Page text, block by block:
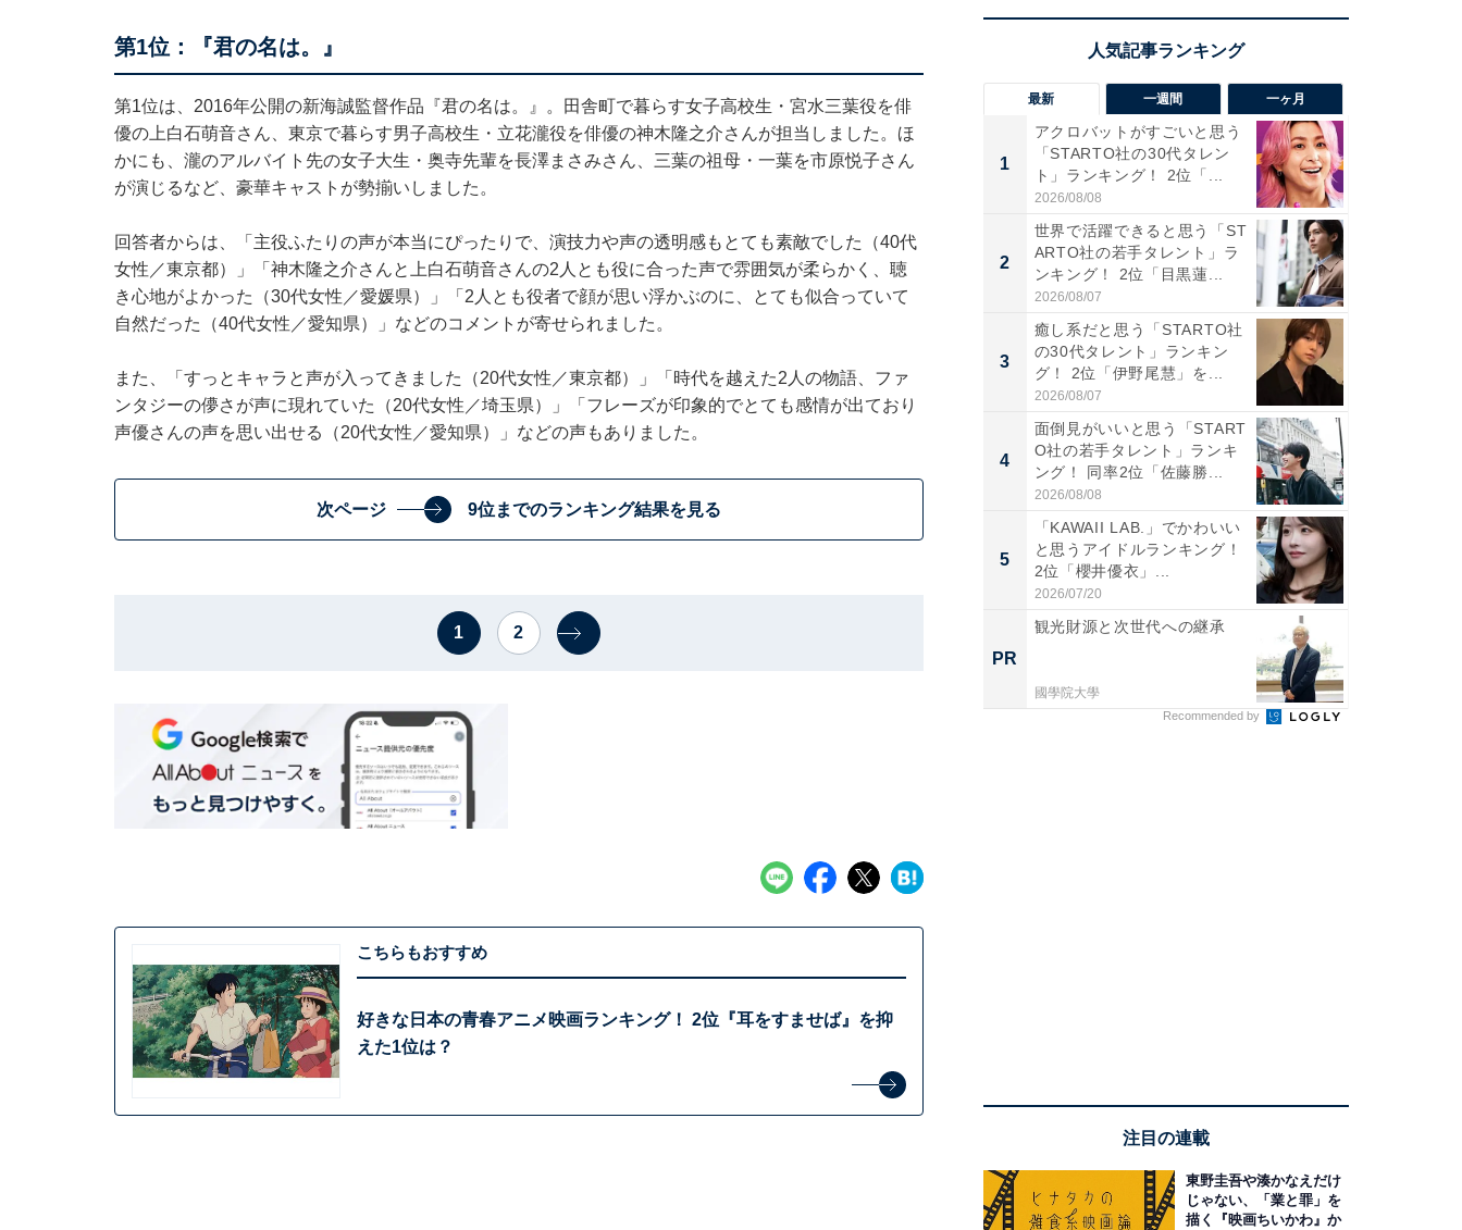
第1位：『君の名は。』
第1位は、2016年公開の新海誠監督作品『君の名は。』。田舎町で暮らす女子高校生・宮水三葉役を俳
優の上白石萌音さん、東京で暮らす男子高校生・立花瀧役を俳優の神木隆之介さんが担当しました。ほ
かにも、瀧のアルバイト先の女子大生・奥寺先輩を長澤まさみさん、三葉の祖母・一葉を市原悦子さん
が演じるなど、豪華キャストが勢揃いしました。
回答者からは、「主役ふたりの声が本当にぴったりで、演技力や声の透明感もとても素敵でした（40代
女性／東京都）」「神木隆之介さんと上白石萌音さんの2人とも役に合った声で雰囲気が柔らかく、聴
き心地がよかった（30代女性／愛媛県）」「2人とも役者で顔が思い浮かぶのに、とても似合っていて
自然だった（40代女性／愛知県）」などのコメントが寄せられました。
また、「すっとキャラと声が入ってきました（20代女性／東京都）」「時代を越えた2人の物語、ファ
ンタジーの儚さが声に現れていた（20代女性／埼玉県）」「フレーズが印象的でとても感情が出ており
声優さんの声を思い出せる（20代女性／愛知県）」などの声もありました。
次ページ 9位までのランキング結果を見る
1 2
こちらもおすすめ
好きな日本の青春アニメ映画ランキング！ 2位『耳をすませば』を抑
えた1位は？
最新 一週間 一ヶ月
1
アクロバットがすごいと思う
「STARTO社の30代タレン
ト」ランキング！ 2位「...
2026/08/08
2
世界で活躍できると思う「ST
ARTO社の若手タレント」ラ
ンキング！ 2位「目黒蓮...
2026/08/07
3
癒し系だと思う「STARTO社
の30代タレント」ランキン
グ！ 2位「伊野尾慧」を...
2026/08/07
4
面倒見がいいと思う「START
O社の若手タレント」ランキ
ング！ 同率2位「佐藤勝...
2026/08/08
5
「KAWAII LAB.」でかわいい
と思うアイドルランキング！
2位「櫻井優衣」...
2026/07/20
PR
観光財源と次世代への継承
國學院大學
Recommended by
注目の連載
東野圭吾や湊かなえだけ
じゃない、「業と罪」を
描く『映画ちいかわ』か